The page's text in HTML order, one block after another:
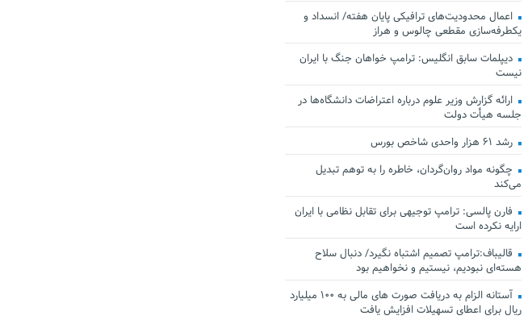
اعمال محدودیت‌های ترافیکی پایان هفته/ انسداد و
یکطرفه‌سازی مقطعی چالوس و هراز
دیپلمات سابق انگلیس:‌ ترامپ خواهان جنگ با ایران
نیست
ارائه گزارش وزیر علوم درباره اعتراضات دانشگاه‌ها در
جلسه هیأت دولت
رشد ۶۱ هزار واحدی شاخص بورس
چگونه مواد روان‌گردان، خاطره را به توهم تبدیل
می‌کند
فارن پالسی: ترامپ توجیهی برای تقابل نظامی با ایران
ارایه نکرده است
قالیباف:ترامپ تصمیم اشتباه نگیرد/ دنبال سلاح
هسته‌ای نبودیم، نیستیم و نخواهیم بود
آستانه الزام به دریافت صورت های مالی به ۱۰۰ میلیارد
ریال برای اعطای تسهیلات افزایش یافت